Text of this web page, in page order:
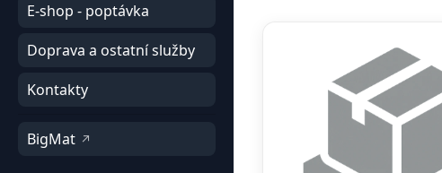
E-shop - poptávka
Doprava a ostatní služby
Kontakty
BigMat